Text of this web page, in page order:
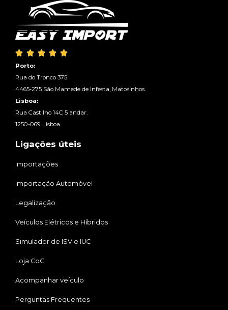
    
Porto:
Rua do Tronco 375.
4465-275 São Mamede de Infesta, Matosinhos.
Lisboa:
Rua Castilho 14C 5 andar.
1250-069 Lisboa.
Ligações úteis
Importações
Importação Automóvel
Legalização
Veículos Elétricos e Híbridos
Simulador de ISV e IUC
Loja CoC
Acompanhar veículo
Perguntas Frequentes